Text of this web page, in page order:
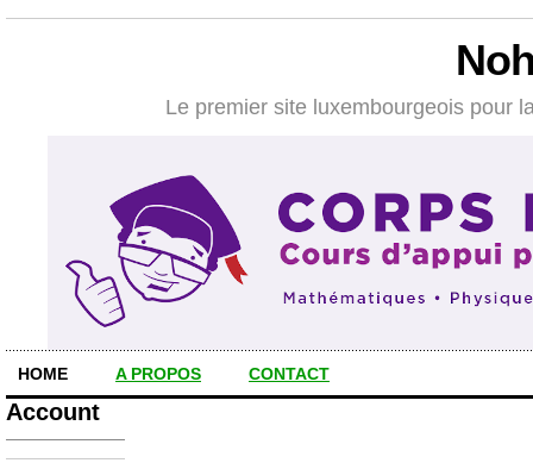
Le premier site luxembourgeois pour
HOME A PROPOS CONTACT
Account